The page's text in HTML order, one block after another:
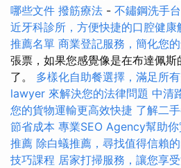
哪些文件 撥筋療法 - 不鏽鋼洗手
近牙科診所，方便快捷的口腔健康
推薦名單 商業登記服務，簡化您
張票，如果您感覺像是在布達佩
了。 多樣化自助餐選擇，滿足所
lawyer 來解決您的法律問題 中清
您的貨物運輸更高效快捷 了解二
節省成本 專業SEO Agency幫助
推薦 除白蟻推薦，尋找值得信賴
技巧課程 居家打掃服務，讓您享